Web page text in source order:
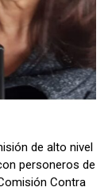
de alto nivel
personeros de
Contra